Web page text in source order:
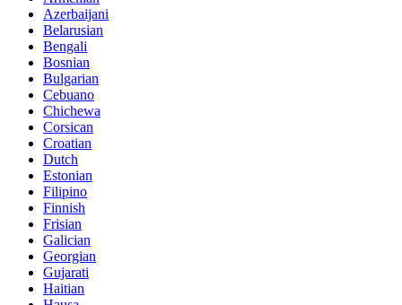
Azerbaijani
Belarusian
Bengali
Bosnian
Bulgarian
Cebuano
Chichewa
Corsican
Croatian
Dutch
Estonian
Filipino
Finnish
Frisian
Galician
Georgian
Gujarati
Haitian